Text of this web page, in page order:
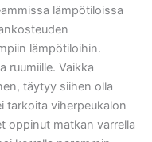
lämpötiloissa
lämpötiloihin.
ruumiille. Vaikka
täytyy siihen olla
tarkoita viherpeukalon
oppinut matkan varrella